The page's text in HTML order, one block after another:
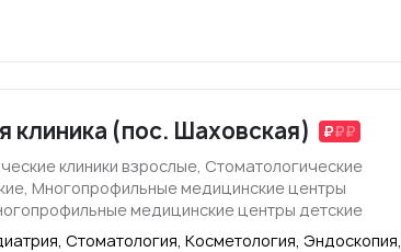
клиника (пос. Шаховская)
клиники взрослые, Стоматологические
Многопрофильные медицинские центры
медицинские центры детские
Стоматология, Косметология, Эндоскопия,